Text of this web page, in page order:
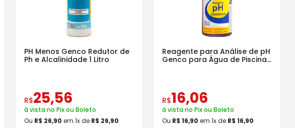
PH Menos Genco Redutor de
Ph e Alcalinidade 1 Litro
R$25,56
à vista no Pix ou Boleto
Ou R$ 26,90 em 1x de R$ 26,90
Reagente para Análise de pH
Genco para Água de Piscina
R$16,06
à vista no Pix ou Boleto
Ou R$ 16,90 em 1x de R$ 16,90